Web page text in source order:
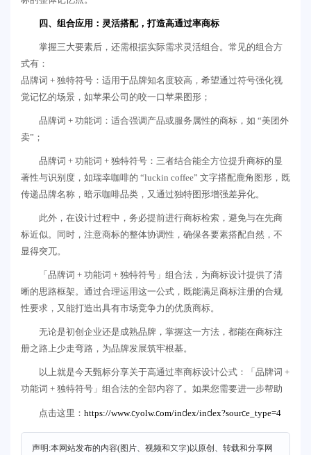
四、组合应用：灵活搭配，打造高通过率商标
掌握三大要素后，还需根据实际需求灵活组合。常见的组合方
式有：
品牌词 + 独特符号：适用于品牌知名度较高，希望通过符号强化视
觉记忆的场景，如苹果公司的咬一口苹果图形；
品牌词 + 功能词：适合强调产品或服务属性的商标，如 “美团外
卖”；
品牌词 + 功能词 + 独特符号：三者结合能全方位提升商标的显
著性与识别度，如瑞幸咖啡的 “luckin coffee” 文字搭配鹿角图形，既
传递品牌名称，暗示咖啡品类，又通过独特图形增强差异化。
此外，在设计过程中，务必提前进行商标检索，避免与在先商
标近似。同时，注意商标的整体协调性，确保各要素搭配自然，不
显得突兀。
「品牌词 + 功能词 + 独特符号」组合法，为商标设计提供了清
晰的思路框架。通过合理运用这一公式，既能满足商标注册的合规
性要求，又能打造出具有市场竞争力的优质商标。
无论是初创企业还是成熟品牌，掌握这一方法，都能在商标注
册之路上少走弯路，为品牌发展筑牢根基。
以上就是今天甄标分享关于高通过率商标设计公式：「品牌词 +
功能词 + 独特符号」组合法的全部内容了。如果您需要进一步帮助
点击这里： https://www.cyolw.com/index/index?source_type=4
声明:本网站发布的内容(图片、视频和文字)以原创、转载和分享网